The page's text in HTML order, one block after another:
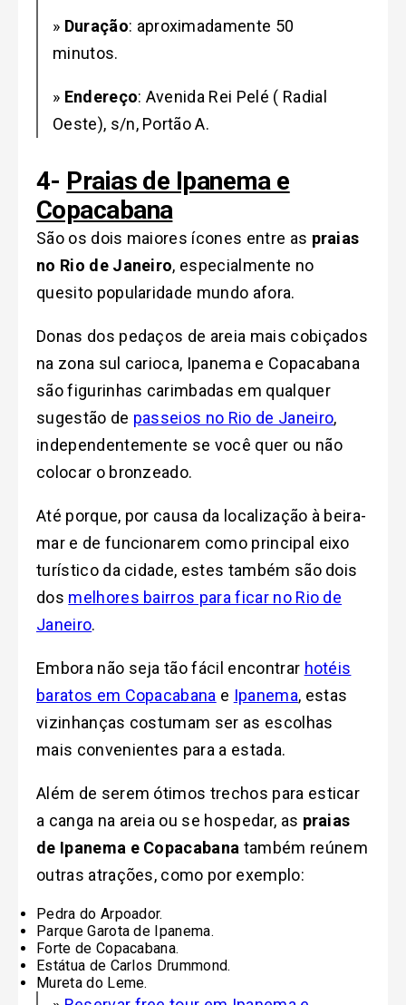
» Duração: aproximadamente 50
minutos.
» Endereço: Avenida Rei Pelé ( Radial
Oeste), s/n, Portão A.
4- Praiasde Ipanema e
Copacabana
São os dois maiores ícones entre as praias
no Rio de Janeiro, especialmente no
quesito popularidade mundo afora.
Donas dos pedaços de areia mais cobiçados
na zona sul carioca, Ipanema e Copacabana
são figurinhas carimbadas em qualquer
sugestão de passeios no Rio de Janeiro,
independentemente se você quer ou não
colocar o bronzeado.
Até porque, por causa da localização à beira-
mar e de funcionarem como principal eixo
turístico da cidade, estes também são dois
dos melhores bairros para ficar no Rio de
Janeiro.
Embora não seja tão fácil encontrar hotéis
baratos em Copacabana e Ipanema, estas
vizinhanças costumam ser as escolhas
mais convenientes para a estada.
Além de serem ótimos trechos para esticar
a canga na areia ou se hospedar, as praias
de Ipanema e Copacabana também reúnem
outras atrações, como por exemplo:
Pedra do Arpoador.
Parque Garota de Ipanema.
Forte de Copacabana.
Estátua de Carlos Drummond.
Mureta do Leme.